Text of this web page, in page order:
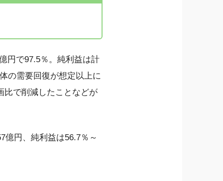
円で97.5％。純利益は計
の需要回復が想定以上に
比で削減したことなどが
億円、純利益は56.7％～